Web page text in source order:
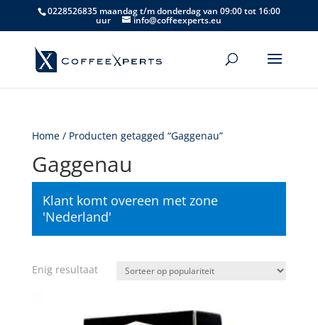
0228526835 maandag t/m donderdag van 09:00 tot 16:00
uur info@coffeexperts.eu
Home/ Producten getagged “Gaggenau”
Gaggenau
Klant komt overeen met zone
'Nederland'
Enig resultaat